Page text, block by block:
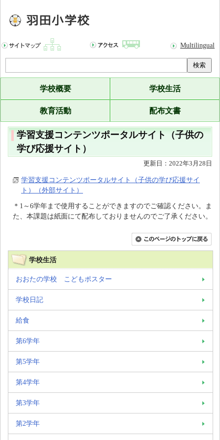
Multilingual
検索
学校概要 学校生活
教育活動 配布文書
学習支援コンテンツポータルサイト（子供の
学び応援サイト）
更新日：2022年3月28日
学習支援コンテンツポータルサイト（子供の学び応援サイ
ト）（外部サイト）
＊1～6学年まで使用することができますのでご確認ください。ま
た、本課題は紙面にて配布しておりませんのでご了承ください。
学校生活
おおたの学校 こどもポスター
学校日記
給食
第6学年
第5学年
第4学年
第3学年
第2学年